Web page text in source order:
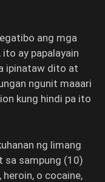
ang mga
ay papalayain
ipinataw dito at
ngunit maaari
kung hindi pa ito
ng limang
sa sampung (10)
o cocaine,